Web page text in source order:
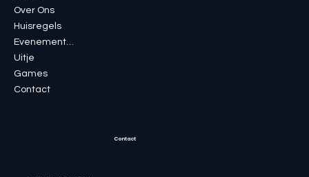
Over Ons
Huisregels
Uitje
Games
Contact
Contact